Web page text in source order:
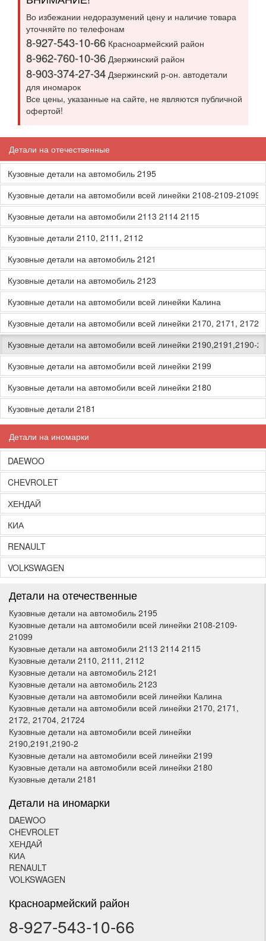
Во избежании недоразумений цену и наличие товара
уточняйте по телефонам
8-927-543-10-66 Красноармейский район
8-962-760-10-36 Дзержинский район
8-903-374-27-34 Дзержинский р-он. автодетали
для иномарок
Все цены, указанные на сайте, не являются публичной
офертой!
Детали на отечественные
Кузовные детали на автомобиль 2195
Кузовные детали на автомобили всей линейки 2108-2109-21099
Кузовные детали на автомобили 2113 2114 2115
Кузовные детали 2110, 2111, 2112
Кузовные детали на автомобиль 2121
Кузовные детали на автомобиль 2123
Кузовные детали на автомобили всей линейки Калина
Кузовные детали на автомобили всей линейки 2170, 2171, 2172,
Кузовные детали на автомобили всей линейки 2190,2191,2190-2
Кузовные детали на автомобили всей линейки 2199
Кузовные детали на автомобили всей линейки 2180
Кузовные детали 2181
Детали на иномарки
DAEWOO
CHEVROLET
ХЕНДАЙ
КИА
RENAULT
VOLKSWAGEN
Детали на отечественные
Кузовные детали на автомобиль 2195
Кузовные детали на автомобили всей линейки 2108-2109-
21099
Кузовные детали на автомобили 2113 2114 2115
Кузовные детали 2110, 2111, 2112
Кузовные детали на автомобиль 2121
Кузовные детали на автомобиль 2123
Кузовные детали на автомобили всей линейки Калина
Кузовные детали на автомобили всей линейки 2170, 2171,
2172, 21704, 21724
Кузовные детали на автомобили всей линейки
2190,2191,2190-2
Кузовные детали на автомобили всей линейки 2199
Кузовные детали на автомобили всей линейки 2180
Кузовные детали 2181
Детали на иномарки
DAEWOO
CHEVROLET
ХЕНДАЙ
КИА
RENAULT
VOLKSWAGEN
Красноармейский район
8-927-543-10-66